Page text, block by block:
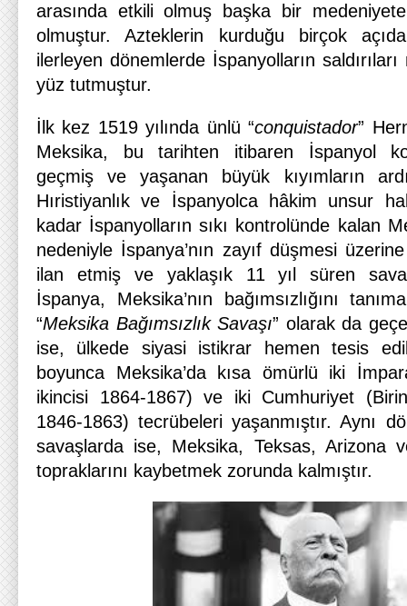
arasında etkili olmuş başka bir
olmuştur. Azteklerin kurduğu birçok
ilerleyen dönemlerde İspanyolların
yüz tutmuştur.
İlk kez 1519 yılında ünlü “conquistador”
Meksika, bu tarihten itibaren İspanyol
geçmiş ve yaşanan büyük kıyımların
Hıristiyanlık ve İspanyolca hâkim unsur
kadar İspanyolların sıkı kontrolünde kalan
nedeniyle İspanya’nın zayıf düşmesi üzerine
ilan etmiş ve yaklaşık 11 yıl süren
İspanya, Meksika’nın bağımsızlığını
“Meksika Bağımsızlık Savaşı” olarak da
ise, ülkede siyasi istikrar hemen tesis
boyunca Meksika’da kısa ömürlü iki
ikincisi 1864-1867) ve iki Cumhuriyet
1846-1863) tecrübeleri yaşanmıştır. Aynı
savaşlarda ise, Meksika, Teksas, Arizona
topraklarını kaybetmek zorunda kalmıştır.